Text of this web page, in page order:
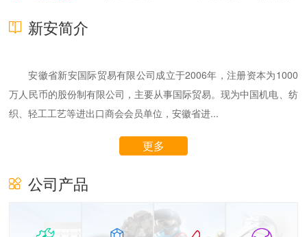
新安简介
安徽省新安国际贸易有限公司成立于2006年，注册资本为1000
万人民币的股份制有限公司，主要从事国际贸易。现为中国机电、纺
织、轻工工艺等进出口商会会员单位，安徽省进...
更多
公司产品